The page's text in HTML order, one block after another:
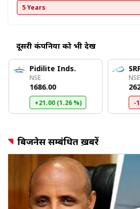
5 Years
दूसरी कंपनियों को भी देखें
Pidilite Inds.
NSE
₹1686.00
+21.00 (1.26 %)
NSE
-
बिजनेस सम्बंधित ख़बरें